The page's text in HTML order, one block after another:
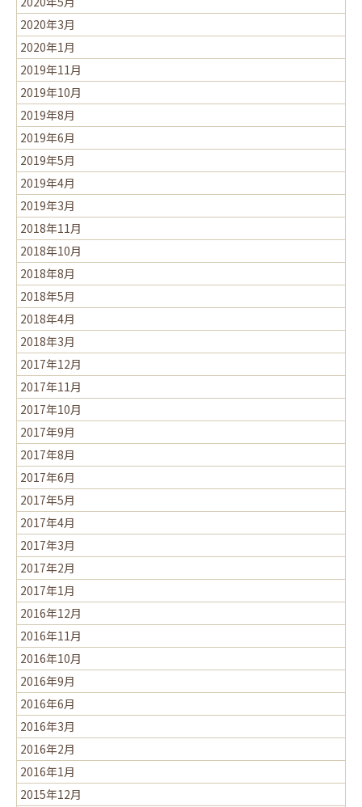
2020年3月
2020年1月
2019年11月
2019年10月
2019年8月
2019年6月
2019年5月
2019年4月
2019年3月
2018年11月
2018年10月
2018年8月
2018年5月
2018年4月
2018年3月
2017年12月
2017年11月
2017年10月
2017年9月
2017年8月
2017年6月
2017年5月
2017年4月
2017年3月
2017年2月
2017年1月
2016年12月
2016年11月
2016年10月
2016年9月
2016年6月
2016年3月
2016年2月
2016年1月
2015年12月